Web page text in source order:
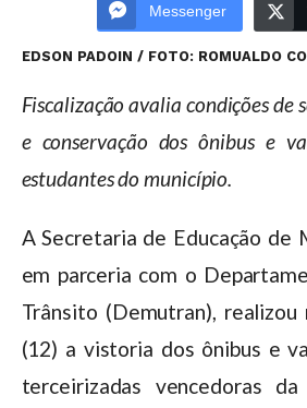
Messenger
EDSON PADOIN / FOTO: ROMUALDO
Fiscalização avalia condições de
e conservação dos ônibus e
estudantes do município.
A Secretaria de Educação de
em parceria com o
Trânsito (Demutran),
(12) a vistoria dos ônibus e
terceirizadas vencedoras